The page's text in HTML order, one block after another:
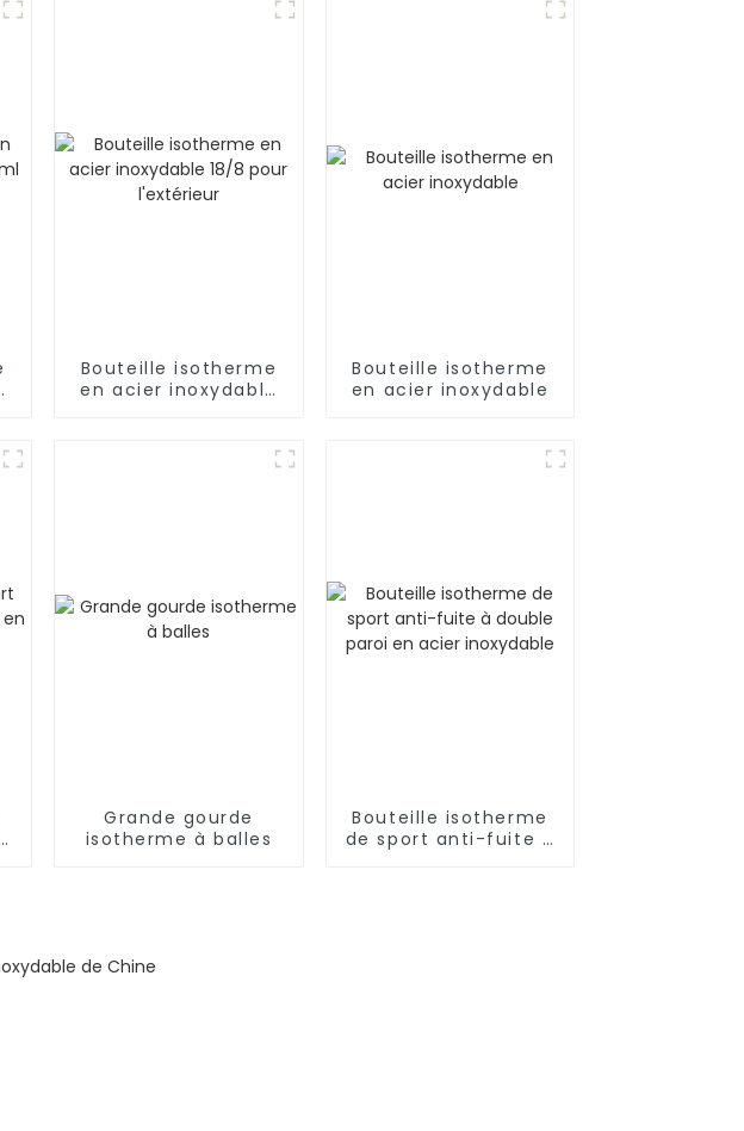
Bouteille isotherme
en acier inoxydable
Bouteille isotherme
en acier inoxydable
Grande gourde
isotherme à balles
Bouteille isotherme
de sport anti-fuite à